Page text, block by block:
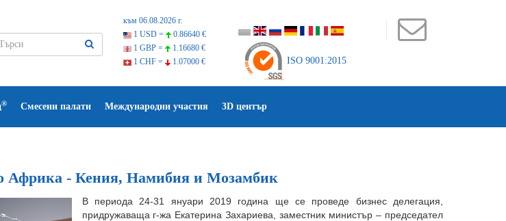
към 06.08.2026 г.
1 USD =
0.86640 €
1 GBP =
1.16680 €
1 CHF =
1.07000 € ISO 9001:2015
® Смесени палати Международни участия 3D център
Африка - Кения, Намибия и Мозамбик
В периода 24-31 януари 2019 година ще се проведе бизнес делегация,
придружаваща г-жа Екатерина Захариева, заместник министър – председател